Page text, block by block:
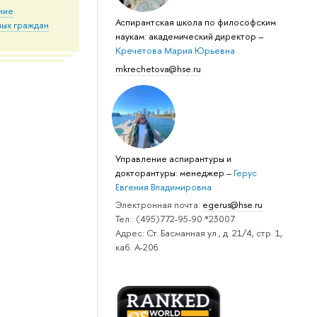
граждан
Аспирантская школа по философским
наукам: академический директор–
Кречетова Мария Юрьевна
mkrechetova@hse.ru
Управление аспирантуры и
докторантуры: менеджер– Герус
Евгения Владимировна
Электронная почта: egerus@hse.ru
Тел.: (495)772-95-90 *23007
Адрес: Ст. Басманная ул., д. 21/4, стр. 1,
каб. А-206.